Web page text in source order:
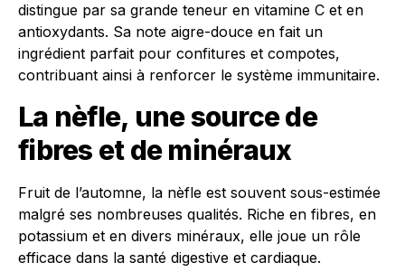
distingue par sa grande teneur en vitamine C et en
antioxydants. Sa note aigre-douce en fait un
ingrédient parfait pour confitures et compotes,
contribuant ainsi à renforcer le système immunitaire.
La nèfle, une source de
fibres et de minéraux
Fruit de l’automne, la nèfle est souvent sous-estimée
malgré ses nombreuses qualités. Riche en fibres, en
potassium et en divers minéraux, elle joue un rôle
efficace dans la santé digestive et cardiaque.